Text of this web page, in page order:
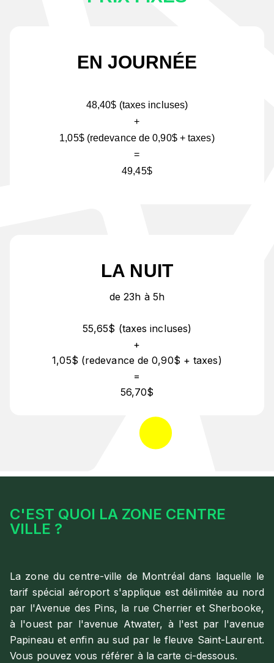
EN JOURNÉE
48,40$ (taxes incluses)
+
1,05$ (redevance de 0,90$ + taxes)
=
49,45$
LA NUIT
de 23h à 5h
55,65$ (taxes incluses)
+
1,05$ (redevance de 0,90$ + taxes)
=
56,70$
C'EST QUOI LA ZONE CENTRE
VILLE ?
La zone du centre-ville de Montréal dans laquelle le
tarif spécial aéroport s'applique est délimitée au nord
par l'Avenue des Pins, la rue Cherrier et Sherbooke,
à l'ouest par l'avenue Atwater, à l'est par l'avenue
Papineau et enfin au sud par le fleuve Saint-Laurent.
Vous pouvez vous référer à la carte ci-dessous.